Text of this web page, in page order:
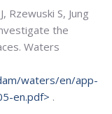
Rzewuski S, Jung
the
Waters
waters/en/app-
en.pdf> .